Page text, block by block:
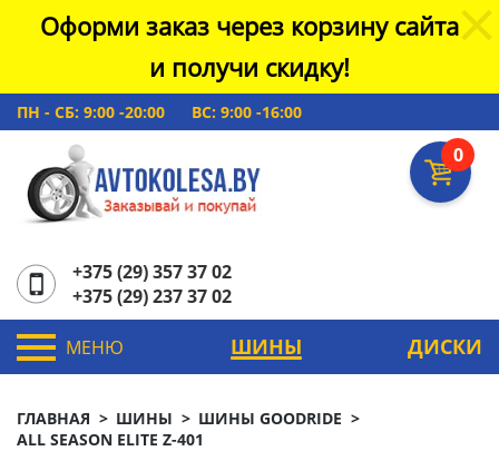
Оформи заказ через корзину сайта
и получи скидку!
ПН - СБ: 9:00 -20:00 ВС: 9:00 -16:00
0
+375 (29) 357 37 02
+375 (29) 237 37 02
МЕНЮ ШИНЫ ДИСКИ
ГЛАВНАЯ ШИНЫ
ШИНЫ GOODRIDE
ALL SEASON ELITE Z-401